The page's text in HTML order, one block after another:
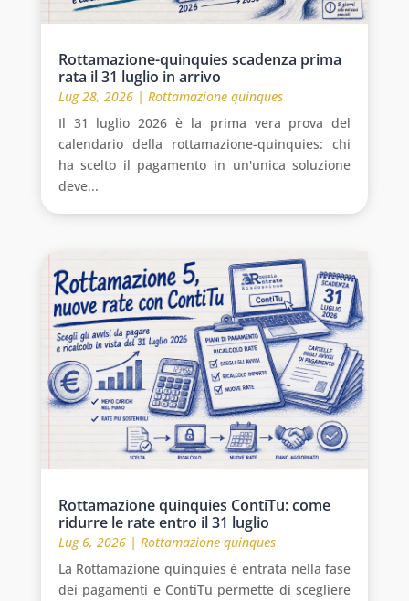
Rottamazione-quinquies scadenza prima
rata il 31 luglio in arrivo
Lug 28, 2026| Rottamazione quinques
Il 31 luglio 2026 è la prima vera prova del
calendario della rottamazione-quinquies: chi
ha scelto il pagamento in un'unica soluzione
deve...
Rottamazione quinquies ContiTu: come
ridurre le rate entro il 31 luglio
Lug 6, 2026| Rottamazione quinques
La Rottamazione quinquies è entrata nella fase
dei pagamenti e ContiTu permette di scegliere